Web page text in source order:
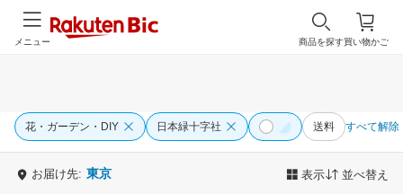
買い物かご
商品を探す
メニュー
花・ガーデン・DIY 日本緑十字社 送料 すべて解除
お届け先: 東京 表示 並べ替え